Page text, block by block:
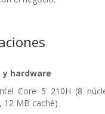
y hardware
Core 5 210H (8
12 MB caché)